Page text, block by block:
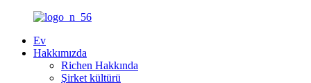
Ev
Hakkımızda
Richen Hakkında
Şirket kültürü